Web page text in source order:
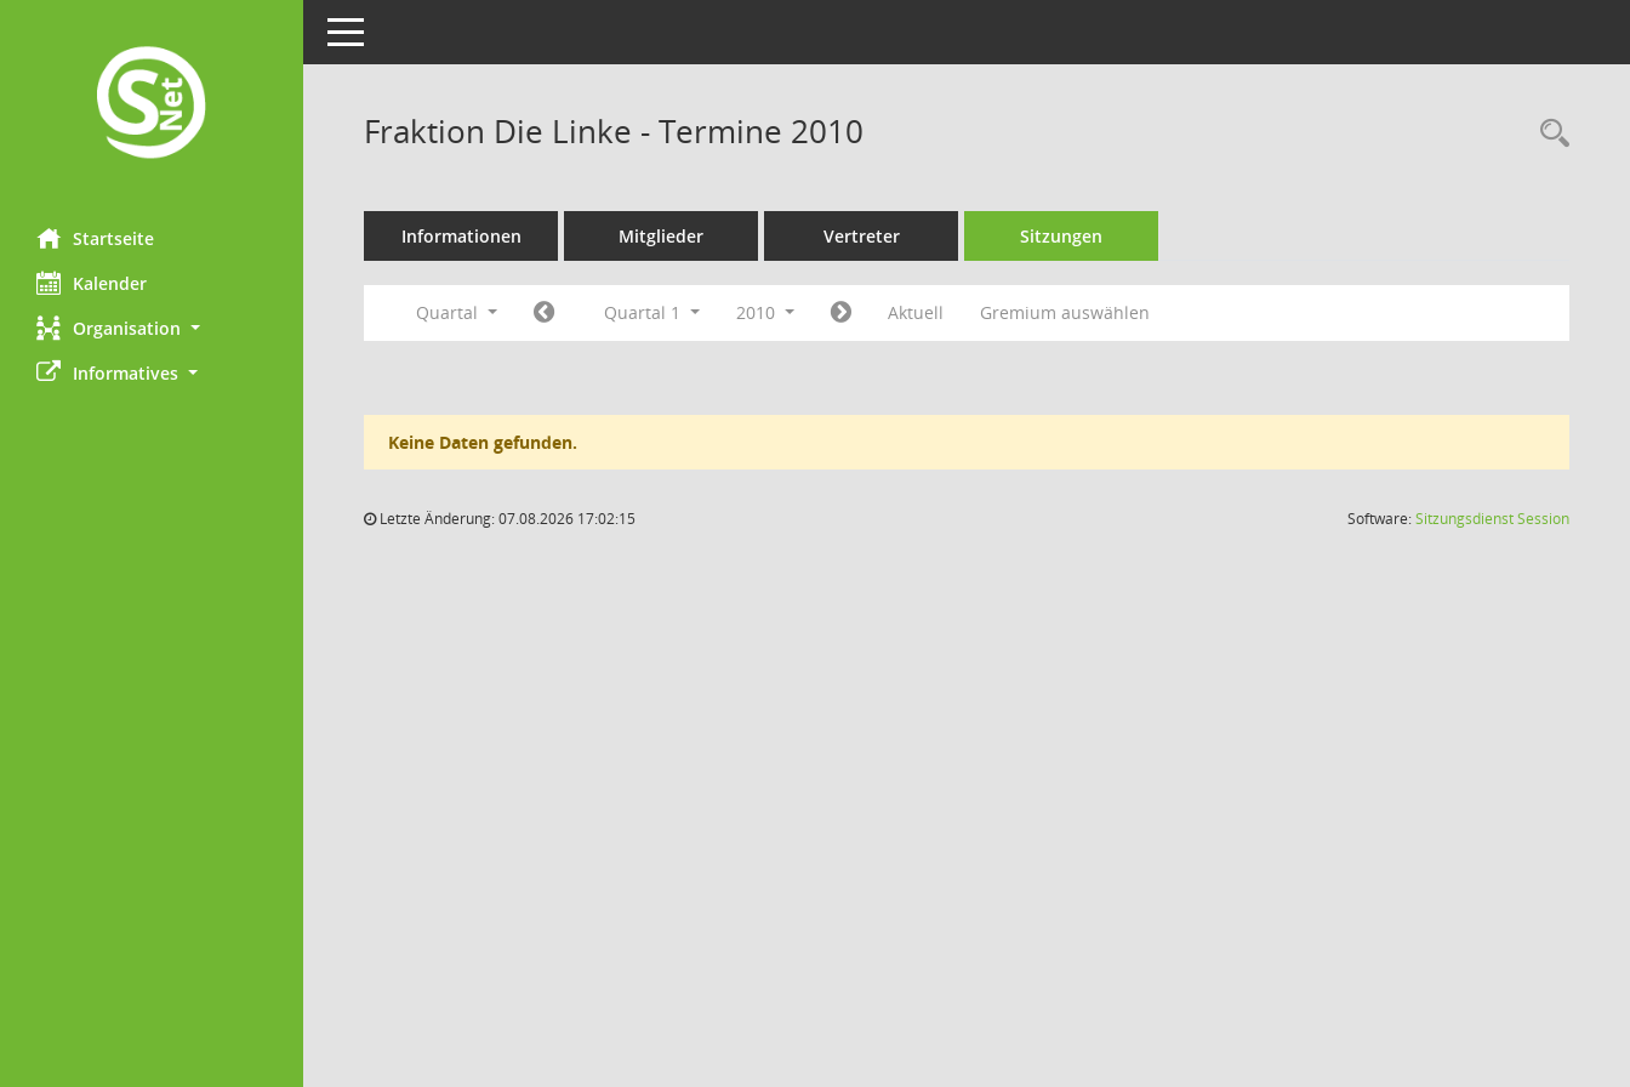
Startseite
Kalender
Organisation
Informatives
Toggle navigation
Fraktion Die Linke - Termine 2010
Informationen Mitglieder Vertreter Sitzungen
Quartal Quartal 1 2010 Aktuell Gremium auswählen
Keine Daten gefunden.
Letzte Änderung: 07.08.2026 17:02:15 Software:SitzungsdienstSession(Wird in